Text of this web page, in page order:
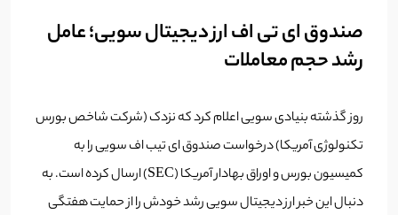
صندوق ای تی اف ارز دیجیتال سویی؛ عامل
رشد حجم معاملات
روز گذشته بنیادی سویی اعلام کرد که نزدک (شرکت شاخص بورس
تکنولوژی آمریکا) درخواست صندوق ای تیب اف سویی را به
کمیسیون بورس و اوراق بهادار آمریکا (SEC) ارسال کرده است. به
دنبال این خبر ارز دیجیتال سویی رشد خودش را از حمایت هفتگی